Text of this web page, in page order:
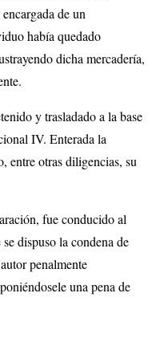
de un
había quedado
dicha mercadería,
y trasladado a la base
IV. Enterada la
entre otras diligencias, su
fue conducido al
dispuso la condena de
penalmente
una pena de